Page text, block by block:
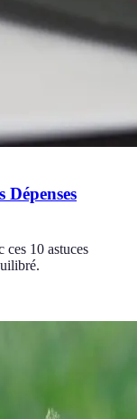
Dépenses
ces 10 astuces